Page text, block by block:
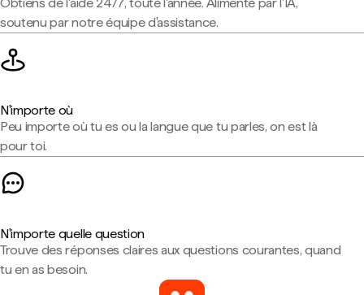
soutenu par notre équipe d'assistance.
N'importe où
Peu importe où tu es ou la langue que tu parles, on est là
pour toi.
N'importe quelle question
Trouve des réponses claires aux questions courantes, quand
tu en as besoin.